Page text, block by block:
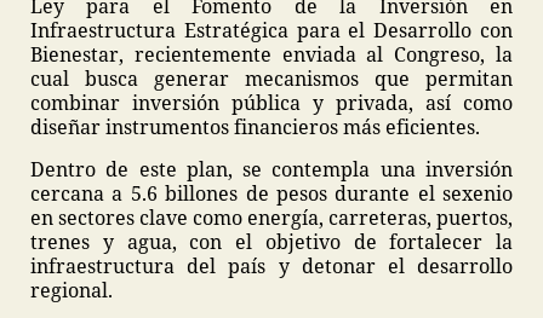
Ley para el Fomento de la Inversión en
Infraestructura Estratégica para el Desarrollo con
Bienestar, recientemente enviada al Congreso, la
cual busca generar mecanismos que permitan
combinar inversión pública y privada, así como
diseñar instrumentos financieros más eficientes.
Dentro de este plan, se contempla una inversión
cercana a 5.6 billones de pesos durante el sexenio
en sectores clave como energía, carreteras, puertos,
trenes y agua, con el objetivo de fortalecer la
infraestructura del país y detonar el desarrollo
regional.